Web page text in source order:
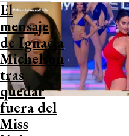
El
mensaje
de Ignacia
Michelson
tras
quedar
fuera del
Miss